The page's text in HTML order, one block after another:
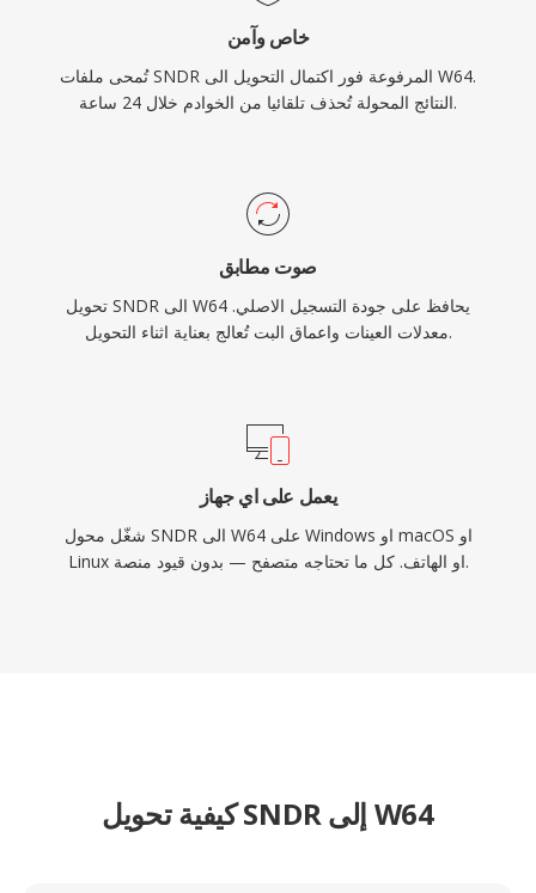
خاص وآمن
تُمحى ملفات SNDR المرفوعة فور اكتمال التحويل الى W64.
النتائج المحولة تُحذف تلقائيا من الخوادم خلال 24 ساعة.
صوت مطابق
تحويل SNDR الى W64 يحافظ على جودة التسجيل الاصلي.
معدلات العينات واعماق البت تُعالج بعناية اثناء التحويل.
يعمل على اي جهاز
شغّل محول SNDR الى W64 على Windows او macOS او
Linux او الهاتف. كل ما تحتاجه متصفح — بدون قيود منصة.
كيفية تحويل SNDR إلى W64